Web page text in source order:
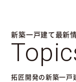
新築一戸建て最新
拓匠開発の新築一戸